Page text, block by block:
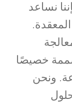
نساعد
خصيصًا
ونحن